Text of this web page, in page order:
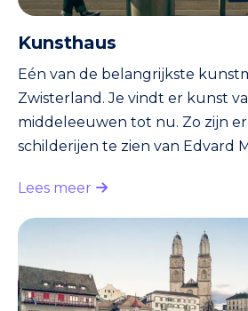
Kunsthaus
Eén van de belangrijkste
Zwisterland. Je vindt er kunst
middeleeuwen tot nu. Zo zijn
schilderijen te zien van Edvard
en later teruggevonden). Het is
collectie van Munch buiten
kun je een blik werpen op
kunstenaars als Van Gogh,
de collectie pop-art is de moeite.
Lees meer